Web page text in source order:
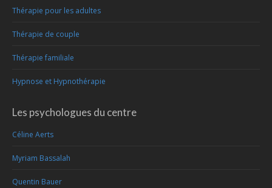
Thérapie pour les adultes
Thérapie de couple
Thérapie familiale
Hypnose et Hypnothérapie
Les psychologues du centre
Céline Aerts
Myriam Bassalah
Quentin Bauer